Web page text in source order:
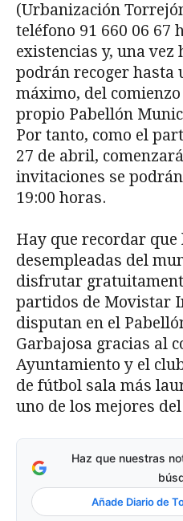
(Urbanización
teléfono 91 660 06 67
existencias y, una vez
podrán recoger hasta
máximo, del
propio Pabellón
Por tanto, como el
27 de abril,
invitaciones se
19:00 horas.
Hay que recordar que
desempleadas del
disfrutar
partidos de Movistar
disputan en el
Garbajosa gracias al
Ayuntamiento y el
de fútbol sala más
uno de los mejores
Haz que nuestras
Añade Diario de